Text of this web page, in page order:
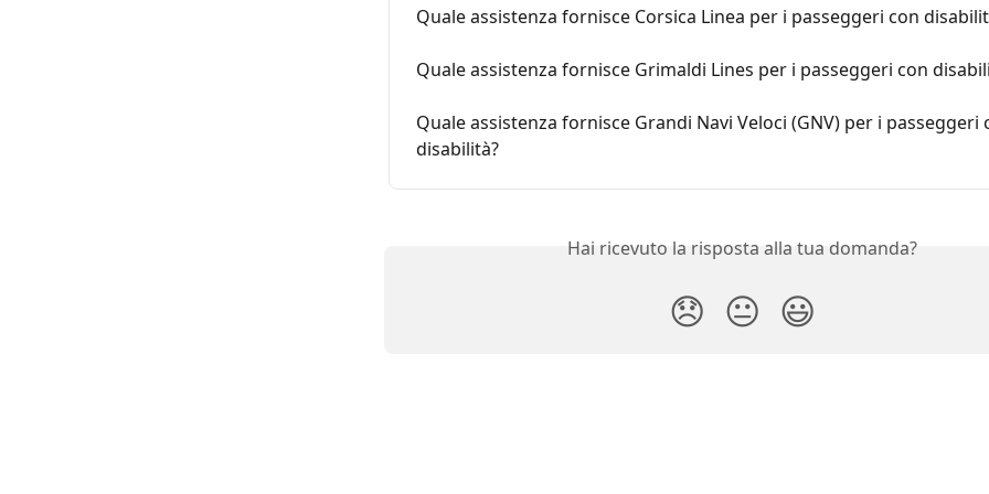
Quale assistenza fornisce Corsica Linea per i passeggeri con
Quale assistenza fornisce Grimaldi Lines per i passeggeri con
Quale assistenza fornisce Grandi Navi Veloci (GNV) per i passeggeri
disabilità?
Hai ricevuto la risposta alla tua domanda?
😞 😐 😃